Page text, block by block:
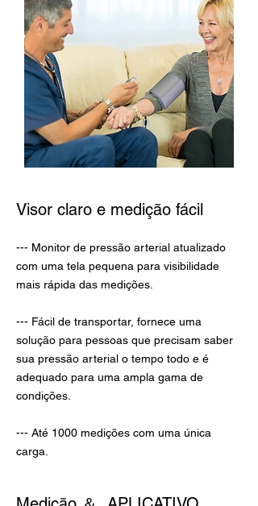
Visor claro e medição fácil
--- Monitor de pressão arterial atualizado
com uma tela pequena para visibilidade
mais rápida das medições.
--- Fácil de transportar, fornece uma
solução para pessoas que precisam saber
sua pressão arterial o tempo todo e é
adequado para uma ampla gama de
condições.
--- Até 1000 medições com uma única
carga.